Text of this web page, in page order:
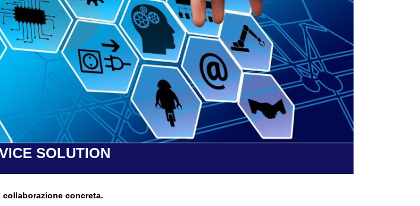
SOLUTION
concreta.